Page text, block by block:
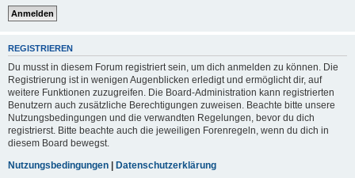
REGISTRIEREN
Du musst in diesem Forum registriert sein, um dich anmelden zu können. Die
Registrierung ist in wenigen Augenblicken erledigt und ermöglicht dir, auf
weitere Funktionen zuzugreifen. Die Board-Administration kann registrierten
Benutzern auch zusätzliche Berechtigungen zuweisen. Beachte bitte unsere
Nutzungsbedingungen und die verwandten Regelungen, bevor du dich
registrierst. Bitte beachte auch die jeweiligen Forenregeln, wenn du dich in
diesem Board bewegst.
Nutzungsbedingungen | Datenschutzerklärung